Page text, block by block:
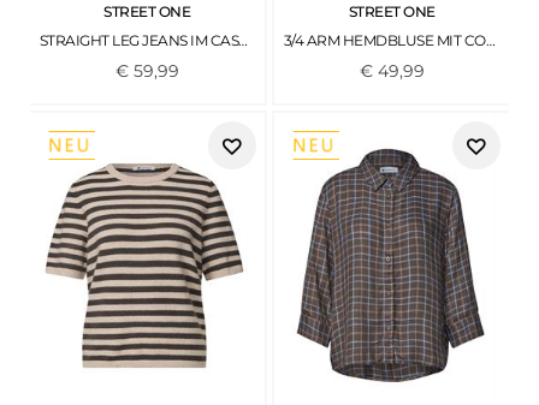
STREET ONE
STRAIGHT LEG JEANS IM CASUAL FIT MIT TURN-UP MID BLUE AUTHENTIC WASHED
€ 59,99
STREET ONE
3/4 ARM HEMDBLUSE MIT CORDMIX RUSTIC ROUGE
€ 49,99